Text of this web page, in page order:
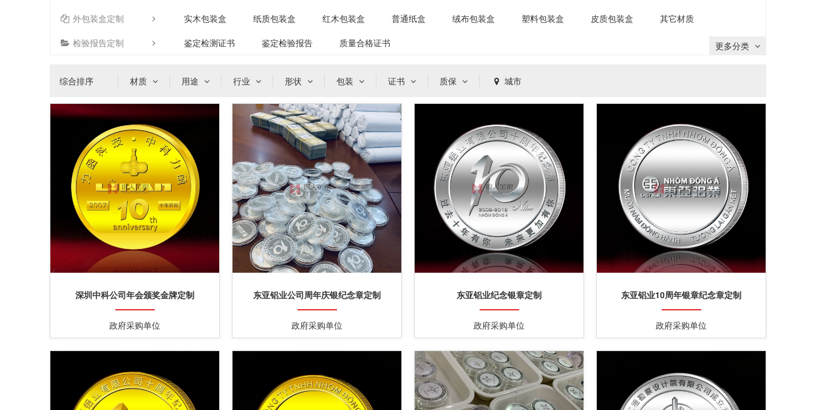
外包装盒定制
实木包装盒 纸质包装盒 红木包装盒 普通纸盒 绒布包装盒 塑料包装盒 皮质包装盒
其它材质
检验报告定制
鉴定检测证书 鉴定检验报告 质量合格证书 更多分类
综合排序 材质 用途 行业 形状 包装 证书 质保 城市
深圳中科公司年会颁奖金牌定制
政府采购单位
东亚铝业公司周年庆银纪念章定制
政府采购单位
东亚铝业纪念银章定制
政府采购单位
东亚铝业10周年银章纪念章定制
政府采购单位